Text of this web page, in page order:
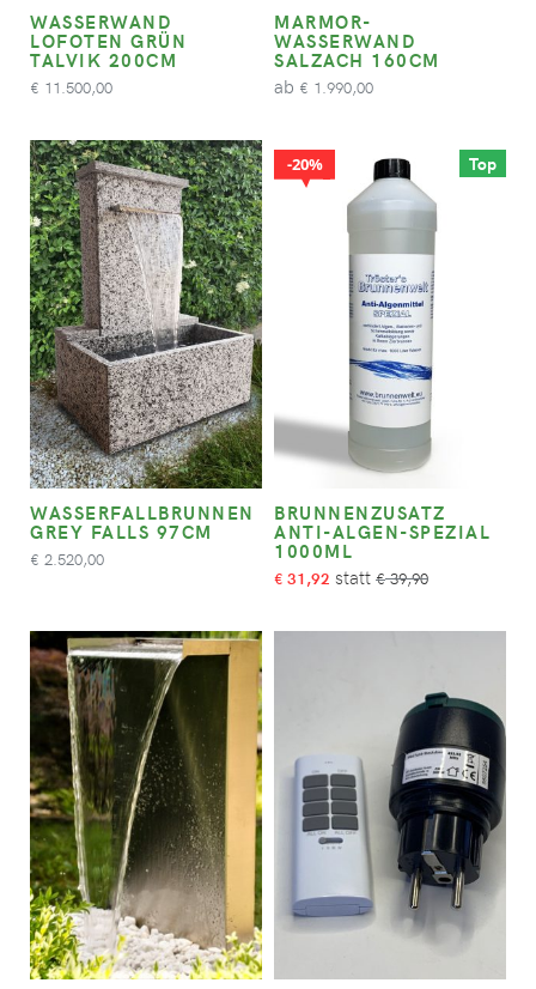
WASSERWAND
LOFOTEN GRÜN
TALVIK 200CM
€ 11.500,00
MARMOR-
WASSERWAND
SALZACH 160CM
ab € 1.990,00
WASSERFALLBRUNNEN
GREY FALLS 97CM
€ 2.520,00
Top
20%
BRUNNENZUSATZ
ANTI-ALGEN-SPEZIAL
1000ML
€ 31,92 €39,90